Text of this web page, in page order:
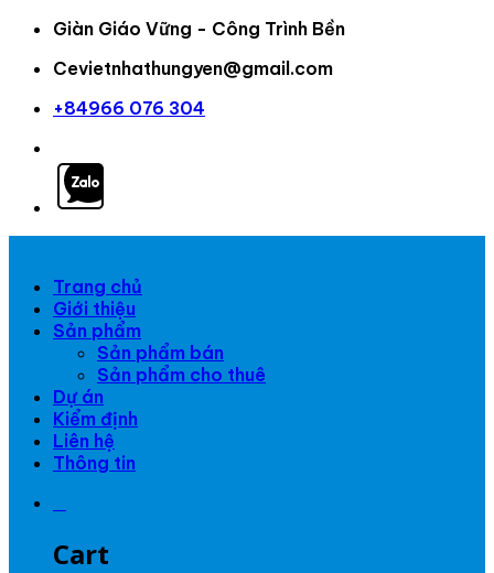
Giàn Giáo Vững - Công Trình Bền
Cevietnhathungyen@gmail.com
+84966 076 304
Trang chủ
Giới thiệu
Sản phẩm
Sản phẩm bán
Sản phẩm cho thuê
Dự án
Kiểm định
Liên hệ
Thông tin
Cart